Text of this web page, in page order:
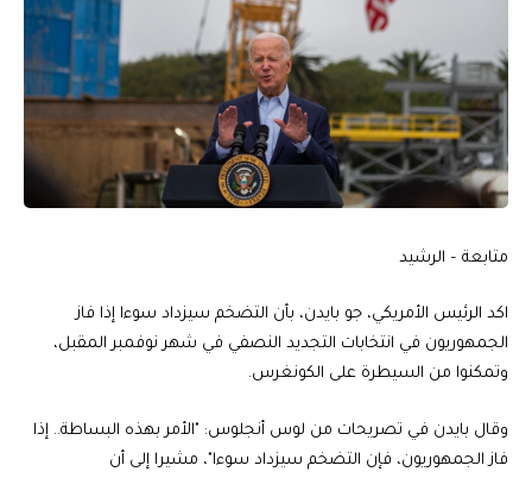
متابعة – الرشيد
اكد الرئيس الأمريكي، جو بايدن، بأن التضخم سيزداد سوءا إذا فاز
الجمهوريون في انتخابات التجديد النصفي في شهر نوفمبر المقبل،
وتمكنوا من السيطرة على الكونغرس.
وقال بايدن في تصريحات من لوس أنجلوس: "الأمر بهذه البساطة.. إذا
فاز الجمهوريون، فإن التضخم سيزداد سوءا"، مشيرا إلى أن